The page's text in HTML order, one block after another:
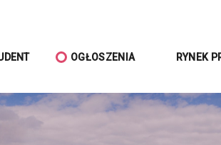
OGŁOSZENIA RYNEK